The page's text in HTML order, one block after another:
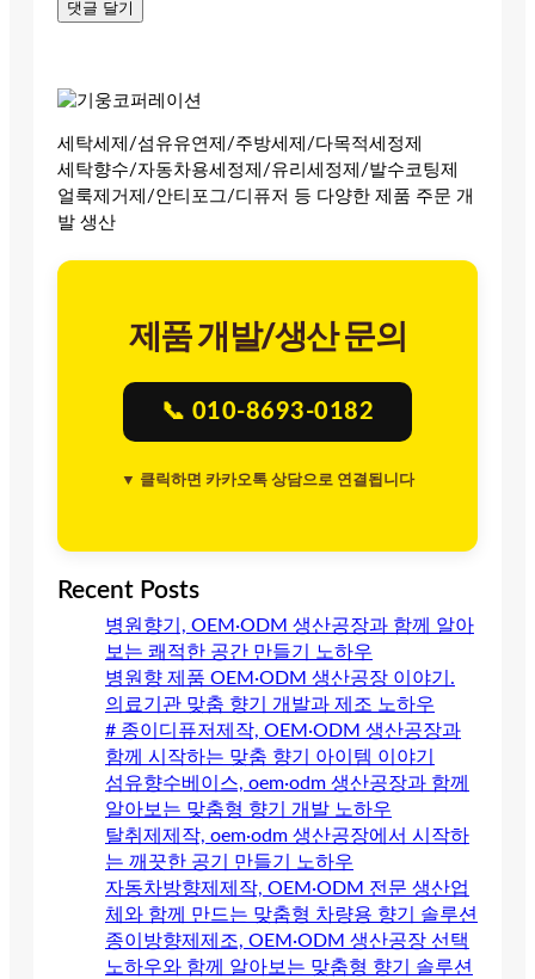
세탁세제/섬유유연제/주방세제/다목적세정제
세탁향수/자동차용세정제/유리세정제/발수코팅제
얼룩제거제/안티포그/디퓨저 등 다양한 제품 주문 개
발 생산
제품 개발/생산 문의
📞 010-8693-0182
▼ 클릭하면 카카오톡 상담으로 연결됩니다
Recent Posts
병원향기, OEM·ODM 생산공장과 함께 알아
보는 쾌적한 공간 만들기 노하우
병원향 제품 OEM·ODM 생산공장 이야기.
의료기관 맞춤 향기 개발과 제조 노하우
# 종이디퓨저제작, OEM·ODM 생산공장과
함께 시작하는 맞춤 향기 아이템 이야기
섬유향수베이스, oem·odm 생산공장과 함께
알아보는 맞춤형 향기 개발 노하우
탈취제제작, oem·odm 생산공장에서 시작하
는 깨끗한 공기 만들기 노하우
자동차방향제제작, OEM·ODM 전문 생산업
체와 함께 만드는 맞춤형 차량용 향기 솔루션
종이방향제제조, OEM·ODM 생산공장 선택
노하우와 함께 알아보는 맞춤형 향기 솔루션